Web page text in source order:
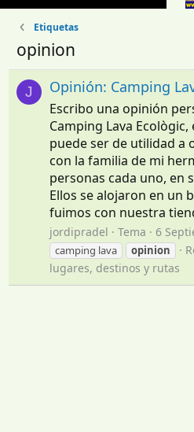
Etiquetas
opinion
J Opinión: Camping
Escribo una opinión
Camping Lava
puede ser de utilidad a
con la familia de mi
personas cada uno, en
Ellos se alojaron en un
fuimos con nuestra
jordipradel Tema 6
camping lava
opinion
lugares, destinos y rutas